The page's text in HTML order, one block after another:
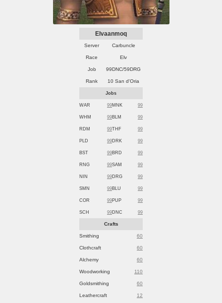
Elvaanmoq
Server Carbuncle
Race Elv
Job 99DNC/59DRG
Rank 10 San d'Oria
Jobs
WAR 99MNK 99
WHM 99BLM 99
RDM 99THF 99
PLD 99DRK 99
BST 99BRD 99
RNG 99SAM 99
NIN 99DRG 99
SMN 99BLU 99
COR 99PUP 99
SCH 99DNC 99
Crafts
Smithing 60
Clothcraft 60
Alchemy 60
Woodworking 110
Goldsmithing 60
Leathercraft 12